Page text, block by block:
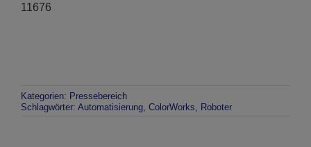
11676
Kategorien: Pressebereich
Schlagwörter: Automatisierung, ColorWorks, Roboter